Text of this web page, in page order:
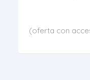
(oferta con